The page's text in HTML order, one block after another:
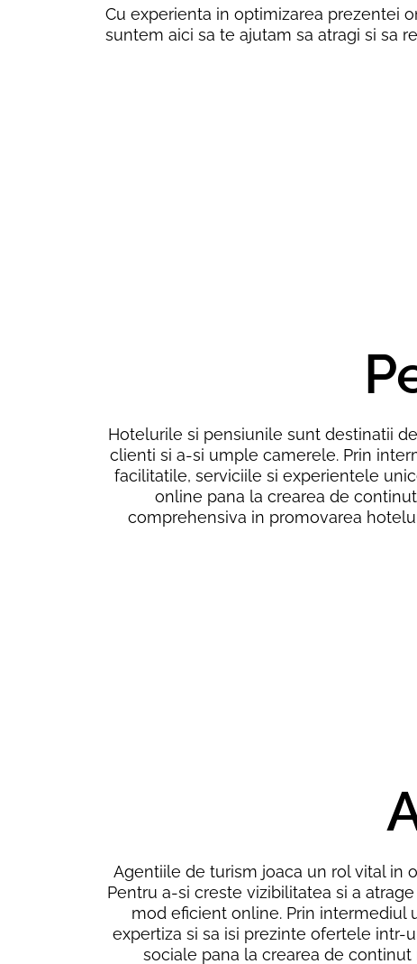
Cu experienta in optimizarea prezentei
suntem aici sa te ajutam sa atragi si sa
Hotelurile si pensiunile sunt destinatii
clienti si a-si umple camerele. Prin
facilitatile, serviciile si experientele
online pana la crearea de
comprehensiva in promovarea
Agentiile de turism joaca un rol vital in
Pentru a-si creste vizibilitatea si a
mod eficient online. Prin intermediul
expertiza si sa isi prezinte ofertele
sociale pana la crearea de